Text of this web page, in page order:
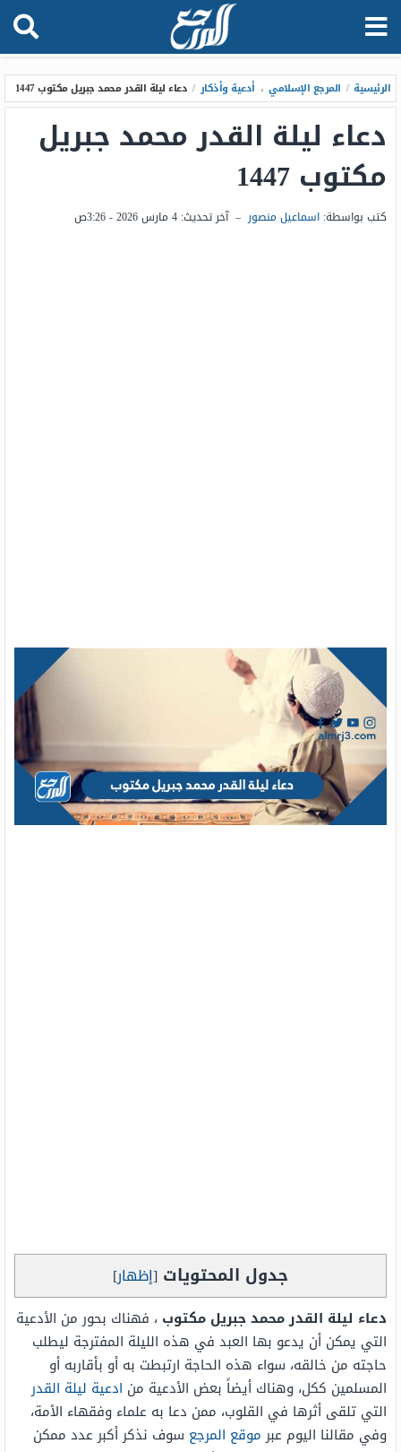
الرئيسية / المرجع الإسلامي ، أدعية وأذكار / دعاء ليلة القدر محمد جبريل مكتوب 1447
دعاء ليلة القدر محمد جبريل
مكتوب 1447
كتب بواسطة: اسماعيل منصور – آخر تحديث: 4 مارس 2026 - 3:26ص
جدول المحتويات [إظهار]
دعاء ليلة القدر محمد جبريل مكتوب ، فهناك بحور من الأدعية
التي يمكن أن يدعو بها العبد في هذه الليلة المفترجة ليطلب
حاجته من خالقه، سواء هذه الحاجة ارتبطت به أو بأقاربه أو
المسلمين ككل، وهناك أيضاً بعض الأدعية من ادعية ليلة القدر
التي تلقى أثرها في القلوب، ممن دعا به علماء وفقهاء الأمة،
وفي مقالنا اليوم عبرموقع المرجع سوف نذكر أكبر عدد ممكن